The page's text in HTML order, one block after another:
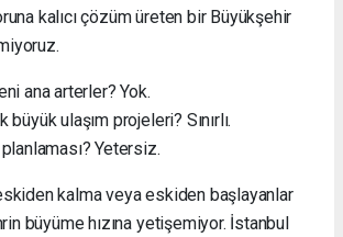
kalıcı çözüm üreten bir Büyükşehir
ana arterler? Yok.
ulaşım projeleri? Sınırlı.
Yetersiz.
kalma veya eskiden başlayanlar
büyüme hızına yetişemiyor. İstanbul